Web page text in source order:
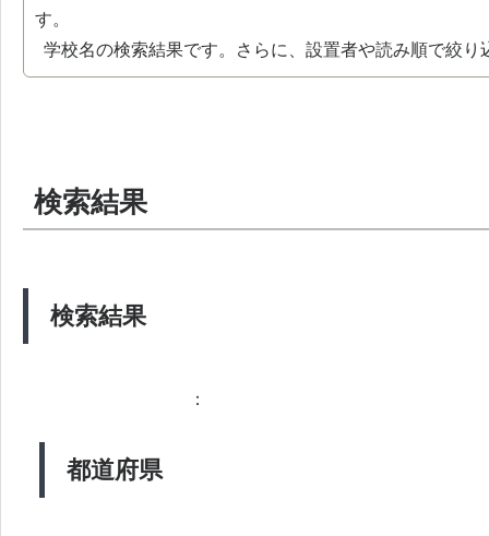
す。
学校名の検索結果です。さらに、設置者や読み順で絞り
検索結果
検索結果
都道府県
：